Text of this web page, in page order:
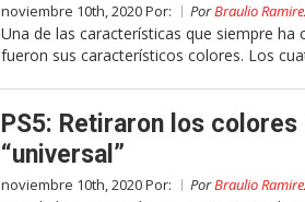
noviembre 10th, 2020 Por: PorBraulio
Una de las características que siempre
fueron sus característicos colores. Los
PS5: Retiraron los
“universal”
noviembre 10th, 2020 Por: PorBraulio